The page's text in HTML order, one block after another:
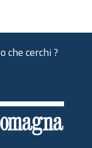
che cerchi ?